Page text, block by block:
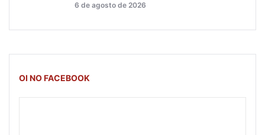
6 de agosto de 2026
OI NO FACEBOOK